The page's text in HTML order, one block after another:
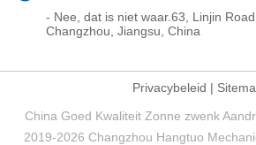
- Nee, dat is niet waar.63, Linjin
Changzhou, Jiangsu, China
Privacybeleid |
China Goed Kwaliteit Zonne zwenk
2019-2026 Changzhou Hangtuo